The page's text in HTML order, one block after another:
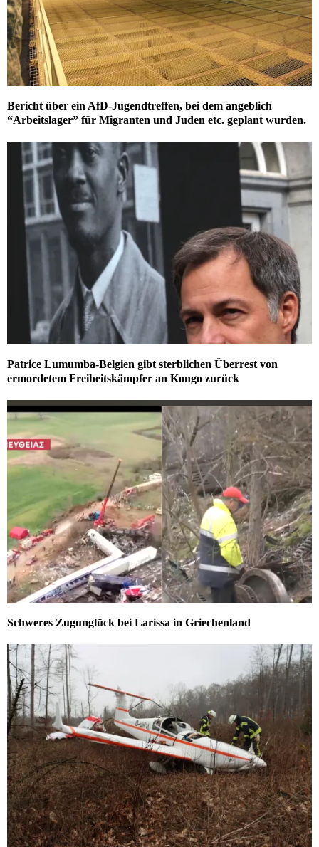
Bericht über ein AfD-Jugendtreffen, bei dem angeblich
“Arbeitslager” für Migranten und Juden etc. geplant wurden.
Patrice Lumumba-Belgien gibt sterblichen Überrest von
ermordetem Freiheitskämpfer an Kongo zurück
Schweres Zugunglück bei Larissa in Griechenland